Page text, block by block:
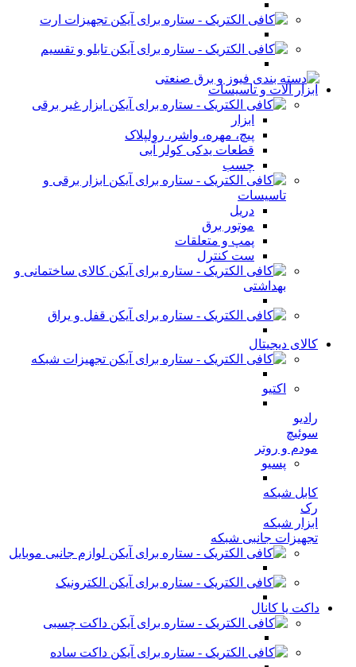
تجهیزات ارت
تابلو و تقسیم
ابزار آلات و تاسیسات
ابزار غیر برقی
ابزار
پیچ، مهره، واشر، رولپلاک
قطعات یدکی کولر آبی
چسب
ابزار برقی و
تاسیسات
دریل
موتور برق
پمپ و متعلقات
ست کنترل
کالای ساختمانی و
بهداشتی
قفل و یراق
کالای دیجیتال
تجهیزات شبکه
اکتیو
رادیو
سوئیچ
مودم و روتر
پسیو
کابل شبکه
رک
ابزار شبکه
تجهیزات جانبی شبکه
لوازم جانبی موبایل
الکترونیک
داکت یا کانال
داکت چسبی
داکت ساده